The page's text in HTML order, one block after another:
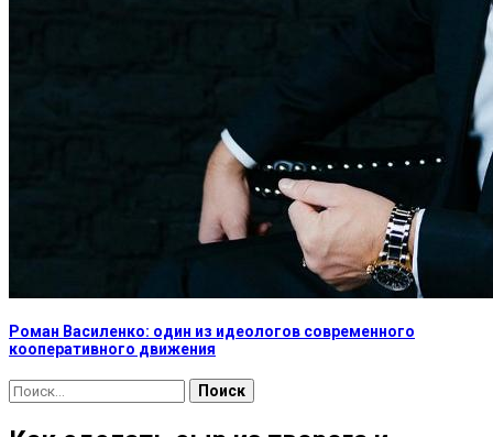
Роман Василенко: один из идеологов современного
кооперативного движения
Найти: